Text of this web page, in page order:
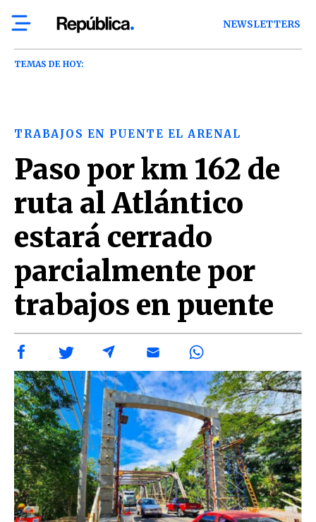
NEWSLETTERS
TEMAS DE HOY:
TRABAJOS EN PUENTE EL ARENAL
Paso por km 162 de
ruta al Atlántico
estará cerrado
parcialmente por
trabajos en puente